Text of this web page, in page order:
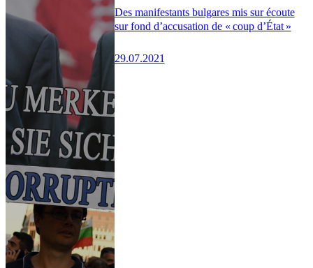
Des manifestants bulgares mis sur écoute
sur fond d’accusation de « coup d’État »
29.07.2021